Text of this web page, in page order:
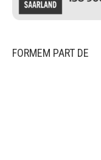
FORMEM PART DE